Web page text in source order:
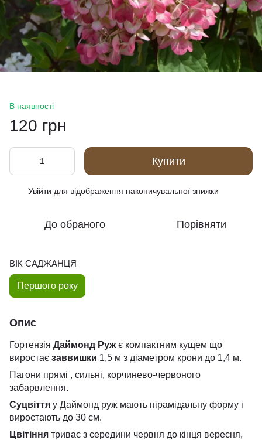
В наявності
120 грн
Купити
Увійти для відображення накопичувальної знижки
До обраного Порівняти
ВІК САДЖАНЦЯ
Першого року
Опис
Гортензія Даймонд Ружє компактним кущем що
виростає заввишки 1,5 м з діаметром крони до 1,4 м.
Пагони прямі , сильні, корчинево-червоного
забарвлення.
Суцвіття у Даймонд руж мають пірамідальну форму і
виростають до 30 см.
Цвітіння триває з середини червня до кінця вересня,